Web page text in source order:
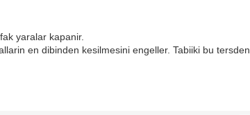
yaralar kapanir.
en dibinden kesilmesini engeller. Tabiiki bu tersden